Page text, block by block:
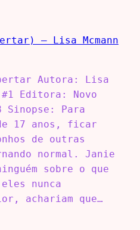
Autora: Lisa
#1 Editora: Novo
Sinopse: Para
17 anos, ficar
de outras
normal. Janie
sobre o que
nunca
achariam que…